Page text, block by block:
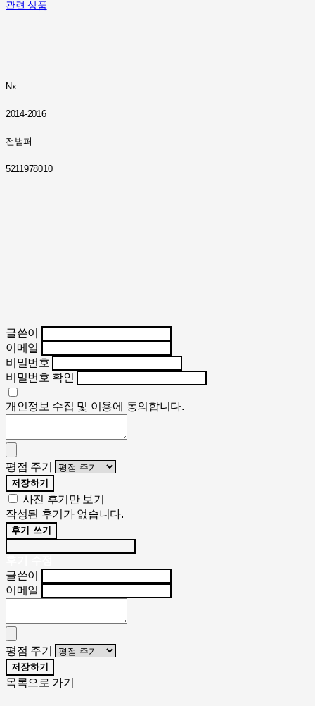
관련 상품
Nx
2014-2016
전범퍼
5211978010
글쓴이
이메일
비밀번호
비밀번호 확인
개인정보 수집 및 이용에 동의합니다.
평점 주기
저장하기
사진 후기만 보기
작성된 후기가 없습니다.
후기 쓰기
글쓴이
이메일
평점 주기
저장하기
목록으로 가기